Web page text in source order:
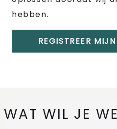
hebben.
REGISTREER
WAT WIL JE